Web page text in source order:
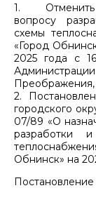
1. Отменить
вопросу
схемы
«Город
2025 года с
Преображения,
2.
городского
07/89 «О
разработки
Обнинск» на
Постановление